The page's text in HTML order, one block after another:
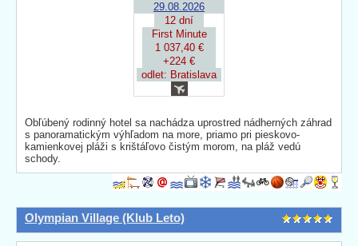
29.08.2026
12 dní
First Minute
1 037,40 €
+224 €
odlet: Bratislava
Obľúbený rodinný hotel sa nachádza uprostred nádherných záhrad
s panoramatickým výhľadom na more, priamo pri pieskovo-
kamienkovej pláži s krištáľovo čistým morom, na pláž vedú
schody.
Olympian Village (Klub Leto)